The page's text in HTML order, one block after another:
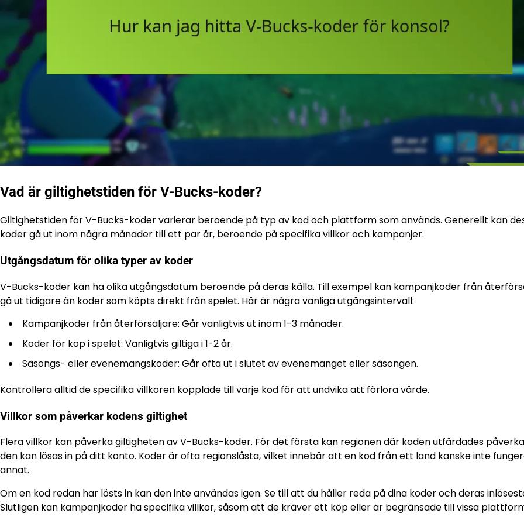
Vad är giltighetstiden för V-Bucks-koder?
Giltighetstiden för V-Bucks-koder varierar beroende på typ av kod och plattform som används. Generellt kan
koder gå ut inom några månader till ett par år, beroende på specifika villkor och kampanjer.
Utgångsdatum för olika typer av koder
V-Bucks-koder kan ha olika utgångsdatum beroende på deras källa. Till exempel kan kampanjkoder från
gå ut tidigare än koder som köpts direkt från spelet. Här är några vanliga utgångsintervall:
Kampanjkoder från återförsäljare: Går vanligtvis ut inom 1-3 månader.
Koder för köp i spelet: Vanligtvis giltiga i 1-2 år.
Säsongs- eller evenemangskoder: Går ofta ut i slutet av evenemanget eller säsongen.
Kontrollera alltid de specifika villkoren kopplade till varje kod för att undvika att förlora värde.
Villkor som påverkar kodens giltighet
Flera villkor kan påverka giltigheten av V-Bucks-koder. För det första kan regionen där koden utfärdades
den kan lösas in på ditt konto. Koder är ofta regionslåsta, vilket innebär att en kod från ett land kanske inte
annat.
Om en kod redan har lösts in kan den inte användas igen. Se till att du håller reda på dina koder och deras
Slutligen kan kampanjkoder ha specifika villkor, såsom att de kräver ett köp eller är begränsade till vissa